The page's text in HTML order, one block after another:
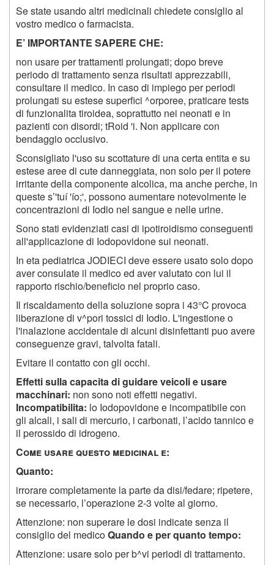
Se state usando altri medicinali chiedete consiglio al
vostro medico o farmacista.
E’ IMPORTANTE SAPERE CHE:
non usare per trattamenti prolungati; dopo breve
periodo di trattamento senza risultati apprezzabili,
consultare il medico. In caso di impiego per periodi
prolungati su estese superfici ^orporee, praticare tests
di funzionalita tiroidea, soprattutto nei neonati e in
pazienti con disordi; tRoid 'i. Non applicare con
bendaggio occlusivo.
Sconsigliato l'uso su scottature di una certa entita e su
estese aree di cute danneggiata, non solo per il potere
irritante della componente alcolica, ma anche perche, in
queste s’'tuí 'ío;', possono aumentare notevolmente le
concentrazioni di Iodio nel sangue e nelle urine.
Sono stati evidenziati casi di ipotiroidismo conseguenti
all'applicazione di Iodopovidone sui neonati.
In eta pediatrica JODIECI deve essere usato solo dopo
aver consulate il medico ed aver valutato con lui il
rapporto rischio/beneficio nel proprio caso.
Il riscaldamento della soluzione sopra i 43°C provoca
liberazione di v^pori tossici di Iodio. L'ingestione o
l'inalazione accidentale di alcuni disinfettanti puo avere
conseguenze gravi, talvolta fatali.
Evitare il contatto con gli occhi.
Effetti sulla capacita di guidare veicoli e usare
macchinari: non sono noti effetti negativi.
Incompatibilita: lo Iodopovidone e incompatibile con
gli alcali, i sali di mercurio, i carbonati, l’acido tannico e
il perossido di idrogeno.
Come usare questo medicinal e:
Quanto:
irrorare completamente la parte da disi/fedare; ripetere,
se necessario, l’operazione 2-3 volte al giorno.
Attenzione: non superare le dosi indicate senza il
consiglio del medicoQuando e per quanto tempo:
Attenzione: usare solo per b^vi periodi di trattamento.